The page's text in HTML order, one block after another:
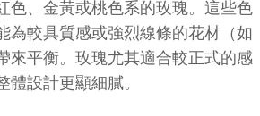
色、金黃或桃色系的玫瑰。這些色
為較具質感或強烈線條的花材（如
來平衡。玫瑰尤其適合較正式的感
體設計更顯細膩。